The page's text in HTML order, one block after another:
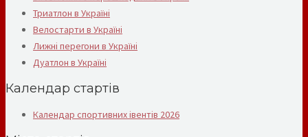
Триатлон в Україні
Велостарти в Україні
Лижні перегони в Україні
Дуатлон в Україні
Календар стартів
Календар спортивних івентів 2026